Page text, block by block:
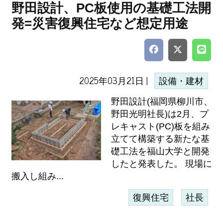
野田設計、PC板使用の基礎工法開
発=災害復興住宅など想定用途
2025年03月21日 | 設備・建材
野田設計(福岡県柳川市、
野田光明社長)は2月、プ
レキャスト(PC)板を組み
立てて構築する新たな基
礎工法を福山大学と開発
したと発表した。 現場に
搬入し組み...
復興住宅 社長